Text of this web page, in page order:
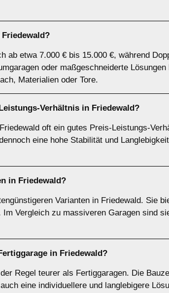
ab etwa 7.000 € bis 15.000 €, während
oder maßgeschneiderte
Materialien oder Tore.
Verhältnis in Friedewald?
oft ein gutes Preis-Leistungs-
eine hohe Stabilität und
in Friedewald?
Varianten in Friedewald. Sie
Vergleich zu massiveren Garagen sind
in Friedewald?
Regel teurer als Fertiggaragen. Die
eine individuellere und langlebigere